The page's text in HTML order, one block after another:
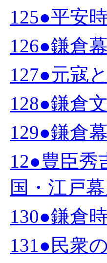
125●平安
126●鎌倉
127●元寇
128●鎌倉
129●鎌倉
12●豊臣秀
国・江戸
130●鎌倉
131●民衆